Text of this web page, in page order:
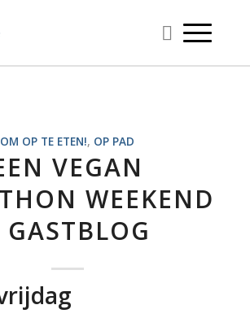
OM OP TE ETEN!, OP PAD
VEGAN
WEEKEND